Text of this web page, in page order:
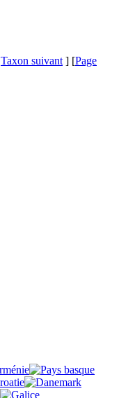
Taxon suivant ] [Page